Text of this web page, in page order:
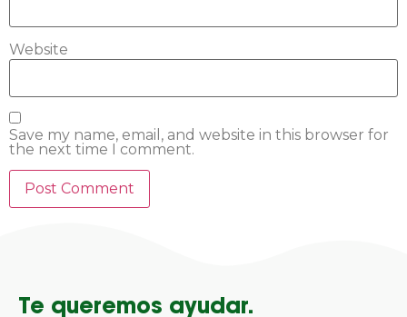
Website
Save my name, email, and website in this browser for
the next time I comment.
Te queremos ayudar.